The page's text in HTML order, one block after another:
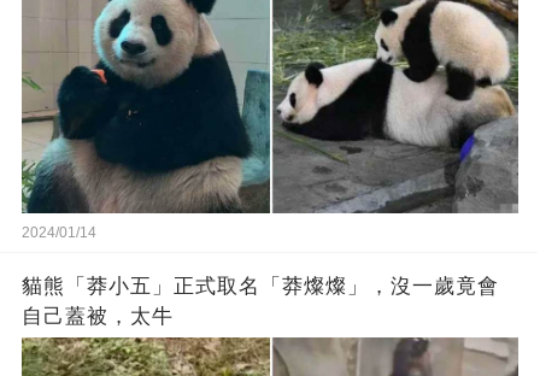
2024/01/14
貓熊「莽小五」正式取名「莽燦燦」，沒一歲竟會
自己蓋被，太牛